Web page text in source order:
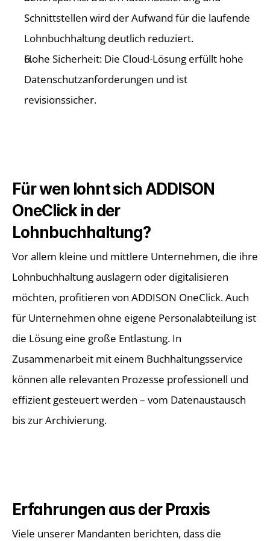
Schnittstellen wird der Aufwand für die laufende
Lohnbuchhaltung deutlich reduziert.
Hohe Sicherheit: Die Cloud-Lösung erfüllt hohe
Datenschutzanforderungen und ist
revisionssicher.
Für wen lohnt sich ADDISON
OneClick in der
Lohnbuchhaltung?
Vor allem kleine und mittlere Unternehmen, die ihre
Lohnbuchhaltung auslagern oder digitalisieren
möchten, profitieren von ADDISON OneClick. Auch
für Unternehmen ohne eigene Personalabteilung ist
die Lösung eine große Entlastung. In
Zusammenarbeit mit einem Buchhaltungsservice
können alle relevanten Prozesse professionell und
effizient gesteuert werden – vom Datenaustausch
bis zur Archivierung.
Erfahrungen aus der Praxis
Viele unserer Mandanten berichten, dass die